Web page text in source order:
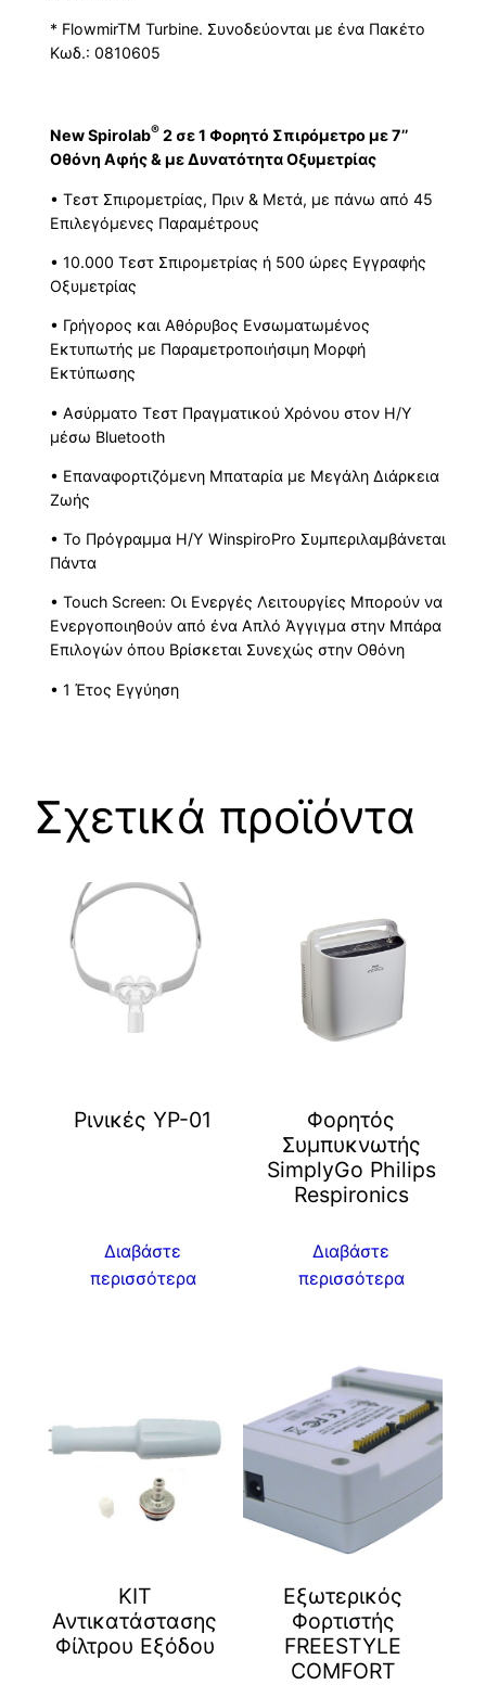
* FlowmirTM Turbine. Συνοδεύονται με ένα Πακέτο
Κωδ.: 0810605
New Spirolab® 2 σε 1 Φορητό Σπιρόμετρο με 7’’
Οθόνη Αφής & με Δυνατότητα Οξυμετρίας
• Τεστ Σπιρομετρίας, Πριν & Μετά, με πάνω από 45
Επιλεγόμενες Παραμέτρους
• 10.000 Τεστ Σπιρομετρίας ή 500 ώρες Εγγραφής
Οξυμετρίας
• Γρήγορος και Αθόρυβος Ενσωματωμένος
Εκτυπωτής με Παραμετροποιήσιμη Μορφή
Εκτύπωσης
• Ασύρματο Τεστ Πραγματικού Χρόνου στον Η/Υ
μέσω Bluetooth
• Επαναφορτιζόμενη Μπαταρία με Μεγάλη Διάρκεια
Ζωής
• Το Πρόγραμμα Η/Υ WinspiroPro Συμπεριλαμβάνεται
Πάντα
• Touch Screen: Οι Ενεργές Λειτουργίες Μπορούν να
Ενεργοποιηθούν από ένα Απλό Άγγιγμα στην Μπάρα
Επιλογών όπου Βρίσκεται Συνεχώς στην Οθόνη
• 1 Έτος Εγγύηση
Σχετικά προϊόντα
Ρινικές YP-01
Διαβάστε
περισσότερα
Φορητός
Συμπυκνωτής
SimplyGo Philips
Respironics
Διαβάστε
περισσότερα
ΚΙΤ
Αντικατάστασης
Φίλτρου Εξόδου
Εξωτερικός
Φορτιστής
FREESTYLE
COMFORT